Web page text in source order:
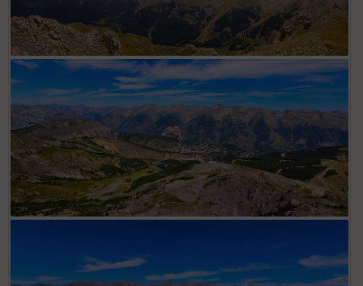
Depuis sommet Las Donnas, vue sud. De droite à gauche : Mont
Rougnous, col de Crous, cime Nègre et Mounier